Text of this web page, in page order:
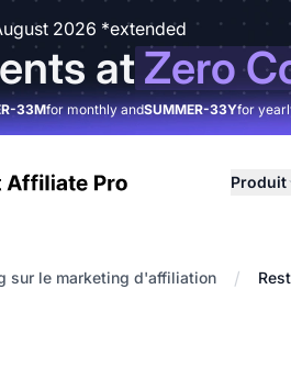
2026 *extended
atZero
33Mfor monthly andSUMMER-33Yfor
Produit
sur le marketing d'affiliation /